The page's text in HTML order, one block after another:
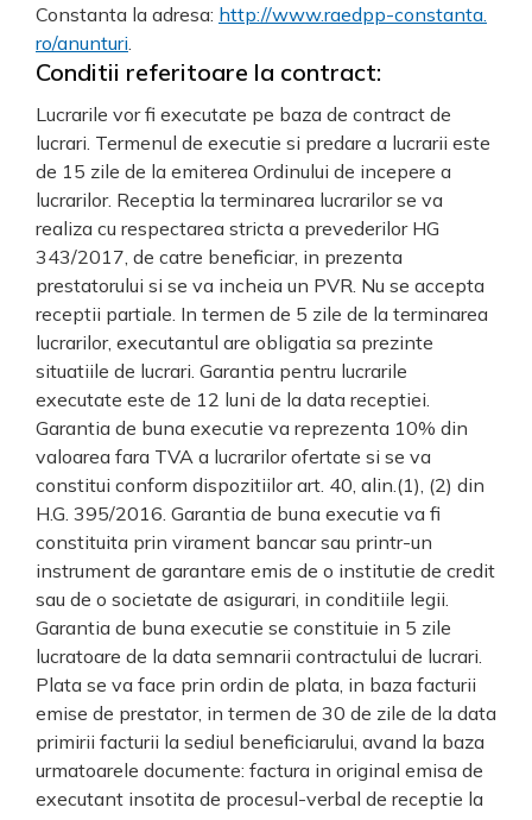
Constanta la adresa: http://www.raedpp-constanta.
ro/anunturi.
Conditii referitoare la contract:
Lucrarile vor fi executate pe baza de contract de
lucrari. Termenul de executie si predare a lucrarii este
de 15 zile de la emiterea Ordinului de incepere a
lucrarilor. Receptia la terminarea lucrarilor se va
realiza cu respectarea stricta a prevederilor HG
343/2017, de catre beneficiar, in prezenta
prestatorului si se va incheia un PVR. Nu se accepta
receptii partiale. In termen de 5 zile de la terminarea
lucrarilor, executantul are obligatia sa prezinte
situatiile de lucrari. Garantia pentru lucrarile
executate este de 12 luni de la data receptiei.
Garantia de buna executie va reprezenta 10% din
valoarea fara TVA a lucrarilor ofertate si se va
constitui conform dispozitiilor art. 40, alin.(1), (2) din
H.G. 395/2016. Garantia de buna executie va fi
constituita prin virament bancar sau printr-un
instrument de garantare emis de o institutie de credit
sau de o societate de asigurari, in conditiile legii.
Garantia de buna executie se constituie in 5 zile
lucratoare de la data semnarii contractului de lucrari.
Plata se va face prin ordin de plata, in baza facturii
emise de prestator, in termen de 30 de zile de la data
primirii facturii la sediul beneficiarului, avand la baza
urmatoarele documente: factura in original emisa de
executant insotita de procesul-verbal de receptie la